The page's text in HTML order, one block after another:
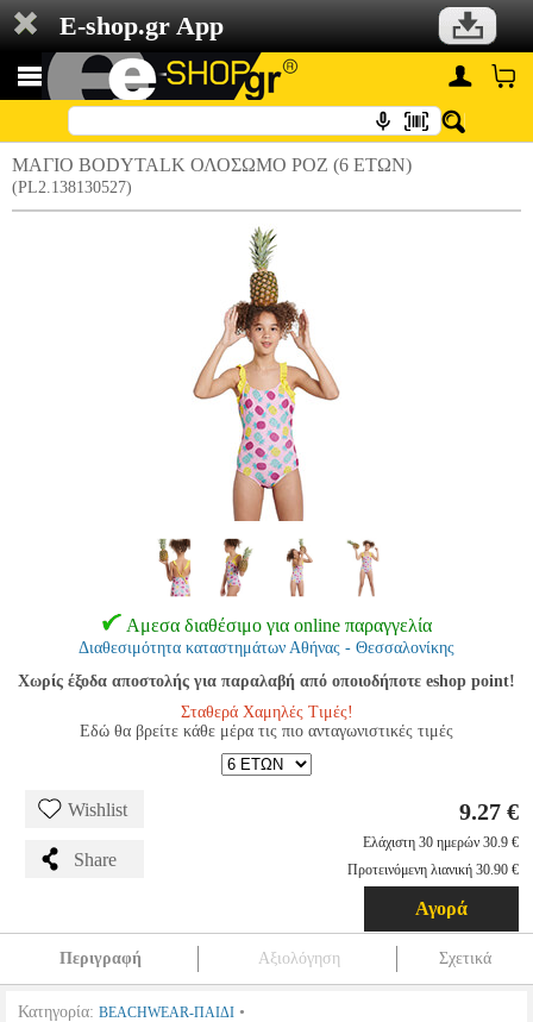
E-shop.gr App
ΜΑΓΙΟ BODYTALK ΟΛΟΣΩΜΟ ΡΟΖ (6 ΕΤΩΝ)
(PL2.138130527)
Αμεσα διαθέσιμο για online παραγγελία
Διαθεσιμότητα καταστημάτων Αθήνας - Θεσσαλονίκης
Χωρίς έξοδα αποστολής για παραλαβή από οποιοδήποτε eshop point!
Σταθερά Χαμηλές Τιμές!
Εδώ θα βρείτε κάθε μέρα τις πιο ανταγωνιστικές τιμές
Wishlist
Share
9.27 €
Ελάχιστη 30 ημερών 30.9 €
Προτεινόμενη λιανική 30.90 €
Αγορά
Περιγραφή Αξιολόγηση Σχετικά
Κατηγορία: BEACHWEAR-ΠΑΙΔΙ •